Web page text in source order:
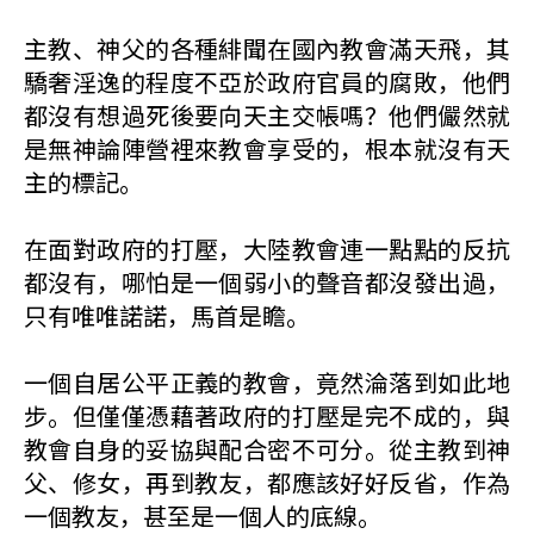
主教、神父的各種緋聞在國內教會滿天飛，其
驕奢淫逸的程度不亞於政府官員的腐敗，他們
都沒有想過死後要向天主交帳嗎？他們儼然就
是無神論陣營裡來教會享受的，根本就沒有天
主的標記。
在面對政府的打壓，大陸教會連一點點的反抗
都沒有，哪怕是一個弱小的聲音都沒發出過，
只有唯唯諾諾，馬首是瞻。
一個自居公平正義的教會，竟然淪落到如此地
步。但僅僅憑藉著政府的打壓是完不成的，與
教會自身的妥協與配合密不可分。從主教到神
父、修女，再到教友，都應該好好反省，作為
一個教友，甚至是一個人的底線。